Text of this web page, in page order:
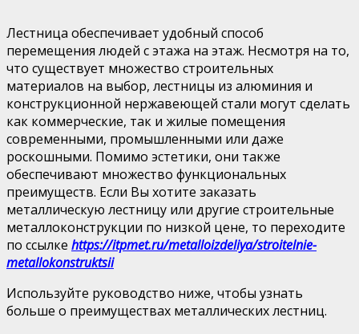
Лестница обеспечивает удобный способ
перемещения людей с этажа на этаж. Несмотря на то,
что существует множество строительных
материалов на выбор, лестницы из алюминия и
конструкционной нержавеющей стали могут сделать
как коммерческие, так и жилые помещения
современными, промышленными или даже
роскошными. Помимо эстетики, они также
обеспечивают множество функциональных
преимуществ. Если Вы хотите заказать
металлическую лестницу или другие строительные
металлоконструкции по низкой цене, то переходите
по ссылке https://itpmet.ru/metalloizdeliya/stroitelnie-
metallokonstruktsii
Используйте руководство ниже, чтобы узнать
больше о преимуществах металлических лестниц.